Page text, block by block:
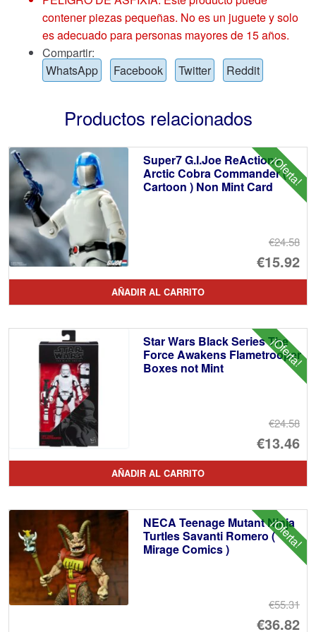
contener piezas pequeñas. No es un juguete y solo
es adecuado para personas mayores de 15 años.
Compartir:
WhatsApp
Facebook Twitter Reddit
Productos relacionados
¡Oferta!
Super7 G.I.Joe ReAction+
Arctic Cobra Commander (
Cartoon ) Non Mint Card
€24.58
El
€15.92
El
AÑADIR AL CARRITO
¡Oferta!
Star Wars Black Series The
Force Awakens Flametrooper
Boxes not Mint
€24.58
El
€13.46
El
AÑADIR AL CARRITO
¡Oferta!
NECA Teenage Mutant Ninja
Turtles Savanti Romero (
Mirage Comics )
€55.31
El
€36.82